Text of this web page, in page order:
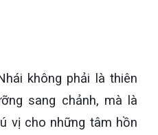
không phải là thiên
sang chảnh, mà là
vị cho những tâm hồn